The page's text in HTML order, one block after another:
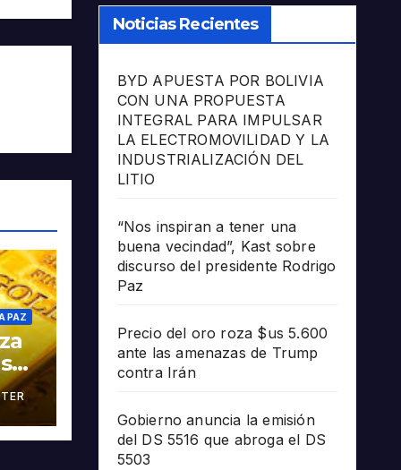
PAZ
Noticias Recientes
BYD APUESTA POR BOLIVIA
CON UNA PROPUESTA
INTEGRAL PARA IMPULSAR
LA ELECTROMOVILIDAD Y LA
INDUSTRIALIZACIÓN DEL
LITIO
“Nos inspiran a tener una
buena vecindad”, Kast sobre
discurso del presidente Rodrigo
Paz
Precio del oro roza $us 5.600
ante las amenazas de Trump
contra Irán
Gobierno anuncia la emisión
del DS 5516 que abroga el DS
5503